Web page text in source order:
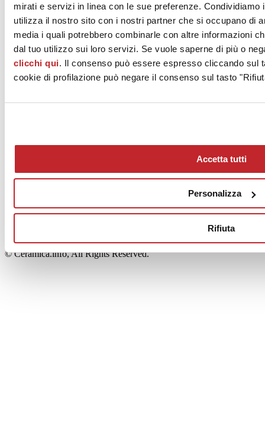
mirati e servizi in linea con le sue preferenze.
utilizza il nostro sito con i nostri partner che si occupano di
media i quali potrebbero combinarle con altre informazioni
dal tuo utilizzo sui loro servizi. Se vuole saperne di più o
clicchi qui. Il consenso può essere espresso cliccando sul
cookie di profilazione può negare il consenso sul tasto
Accetta tutti
Personalizza
Rifiuta
News
aziende
Edi.Cer S.p.a. Società unipersonale
Viale Monte Santo, 40 - 41049 Sassuolo (MO) - Italy
00853700367
Iscrizione al Registro delle Imprese: REA Modena 189678
© Ceramica.info, All Rights Reserved.